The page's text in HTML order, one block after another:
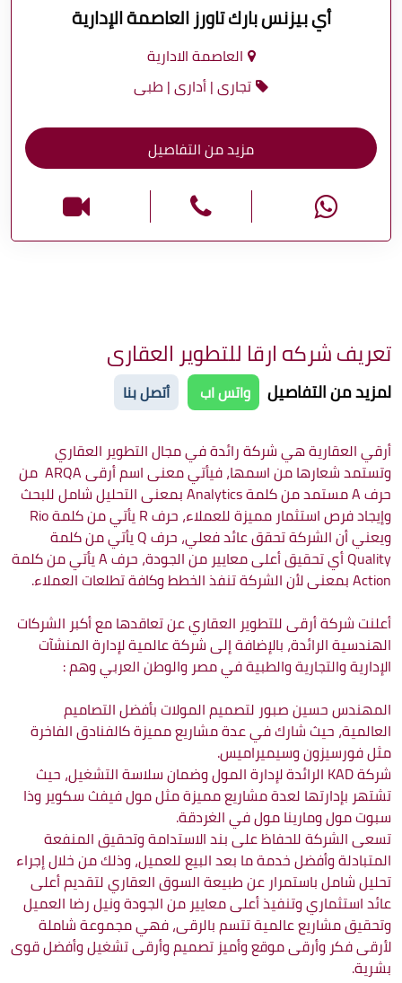
أي بيزنس بارك تاورز العاصمة الإدارية
العاصمة الادارية
تجارى | أدارى | طبى
مزيد من التفاصيل
تعريف شركه ارقا للتطوير العقارى
لمزيد من التفاصيل واتس اب أتصل بنا
أرقي العقارية هي شركة رائدة في مجال التطوير العقاري
وتستمد شعارها من اسمها، فيأتي معنى اسم أرقى ARQA من
حرف A مستمد من كلمة Analytics بمعنى التحليل شامل للبحث
ويعني أن الشركة تحقق عائد فعلي، حرف Q يأتي من كلمة
Quality أي تحقيق أعلى معايير من الجودة، حرف A يأتي من كلمة
Action بمعنى لأن الشركة تنفذ الخطط وكافة تطلعات العملاء.
أعلنت شركة أرقى للتطوير العقاري عن تعاقدها مع أكبر الشركات
الهندسية الرائدة، بالإضافة إلى شركة عالمية لإدارة المنشآت
الإدارية والتجارية والطبية في مصر والوطن العربي وهم :
المهندس حسين صبور لتصميم المولات بأفضل التصاميم
العالمية، حيث شارك في عدة مشاريع مميزة كالفنادق الفاخرة
مثل فورسيزون وسيميراميس.
شركة KAD الرائدة لإدارة المول وضمان سلاسة التشغيل، حيث
تشتهر بإدارتها لعدة مشاريع مميزة مثل مول فيفث سكوير وذا
سبوت مول ومارينا مول في الغردقة.
تسعى الشركة للحفاظ على بند الاستدامة وتحقيق المنفعة
المتبادلة وأفضل خدمة ما بعد البيع للعميل، وذلك من خلال إجراء
تحليل شامل باستمرار عن طبيعة السوق العقاري لتقديم أعلى
عائد استثماري وتنفيذ أعلى معايير من الجودة ونيل رضا العميل
وتحقيق مشاريع عالمية تتسم بالرقى، فهي مجموعة شاملة
لأرقى فكر وأرقى موقع وأميز تصميم وأرقى تشغيل وأفضل قوى
بشرية.